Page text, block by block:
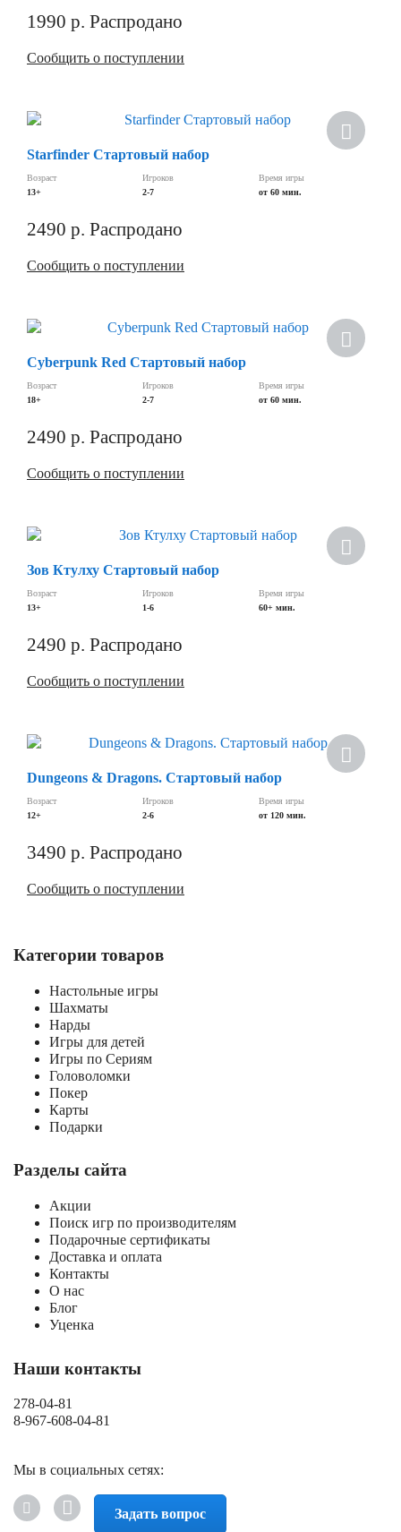
1990 р. Распродано
Сообщить о поступлении
Starfinder Стартовый набор
Возраст
13+
Игроков
2-7
Время игры
от 60 мин.
2490 р. Распродано
Сообщить о поступлении
Cyberpunk Red Стартовый набор
Возраст
18+
Игроков
2-7
Время игры
от 60 мин.
2490 р. Распродано
Сообщить о поступлении
Зов Ктулху Стартовый набор
Возраст
13+
Игроков
1-6
Время игры
60+ мин.
2490 р. Распродано
Сообщить о поступлении
Dungeons & Dragons. Стартовый набор
Возраст
12+
Игроков
2-6
Время игры
от 120 мин.
3490 р. Распродано
Сообщить о поступлении
Категории товаров
Настольные игры
Шахматы
Нарды
Игры для детей
Игры по Сериям
Головоломки
Покер
Карты
Подарки
Разделы сайта
Акции
Поиск игр по производителям
Подарочные сертификаты
Доставка и оплата
Контакты
О нас
Блог
Уценка
Наши контакты
278-04-81
8-967-608-04-81
Мы в социальных сетях:
Задать вопрос